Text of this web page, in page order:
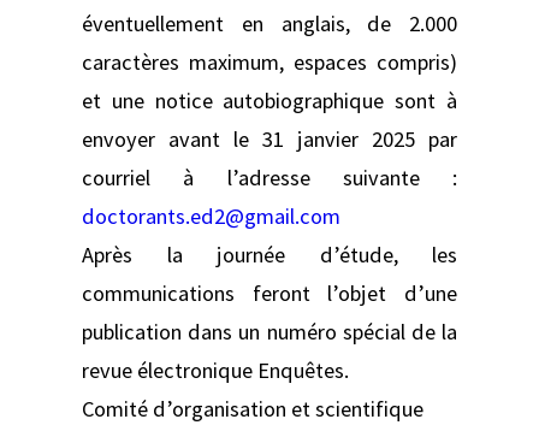
éventuellement en anglais, de 2.000
caractères maximum, espaces compris)
et une notice autobiographique sont à
envoyer avant le 31 janvier 2025 par
courriel à l’adresse suivante :
doctorants.ed2@gmail.com
Après la journée d’étude, les
communications feront l’objet d’une
publication dans un numéro spécial de la
revue électronique Enquêtes.
Comité d’organisation et scientifique